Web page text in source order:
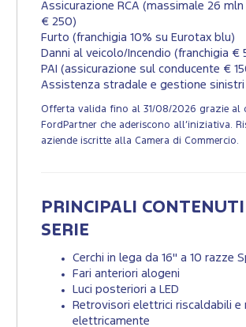
Assicurazione RCA (massimale 26
€ 250)
Furto (franchigia 10% su Eurotax blu)
Danni al veicolo/Incendio (franchigia €
PAI (assicurazione sul conducente €
Assistenza stradale e gestione sinistri
Offerta valida fino al 31/08/2026 grazie al
FordPartner che aderiscono all’iniziativa.
aziende iscritte alla Camera di Commercio.
PRINCIPALI CONTENUTI
SERIE
Cerchi in lega da 16" a 10 razze
Fari anteriori alogeni
Luci posteriori a LED
Retrovisori elettrici riscaldabili e
elettricamente